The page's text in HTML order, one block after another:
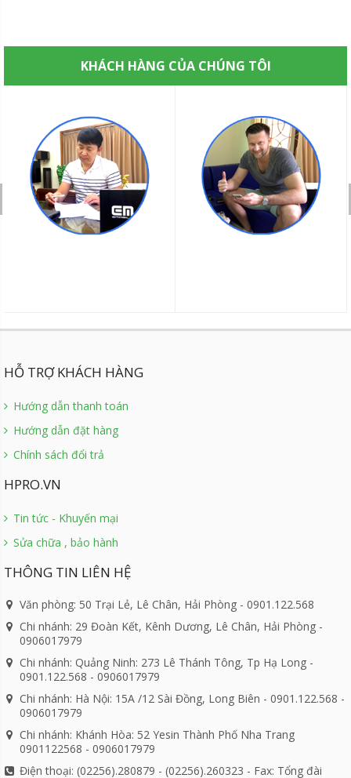
KHÁCH HÀNG CỦA CHÚNG TÔI
HỖ TRỢ KHÁCH HÀNG
Hướng dẫn thanh toán
Hướng dẫn đặt hàng
Chính sách đổi trả
HPRO.VN
Tin tức - Khuyến mại
Sửa chữa , bảo hành
THÔNG TIN LIÊN HỆ
Văn phòng: 50 Trại Lẻ, Lê Chân, Hải Phòng - 0901.122.568
Chi nhánh: 29 Đoàn Kết, Kênh Dương, Lê Chân, Hải Phòng -
0906017979
Chi nhánh: Quảng Ninh: 273 Lê Thánh Tông, Tp Hạ Long -
0901.122.568 - 0906017979
Chi nhánh: Hà Nội: 15A /12 Sài Đồng, Long Biên - 0901.122.568 -
0906017979
Chi nhánh: Khánh Hòa: 52 Yesin Thành Phố Nha Trang
0901122568 - 0906017979
Điện thoại: (02256).280879 - (02256).260323 - Fax: Tổng đài